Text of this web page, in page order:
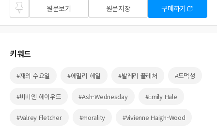
즐겨
찾기
원문보기 원문저장 구매하기
키워드
#재의 수요일 #에밀리 헤일 #발레리 플레처 #도덕성
#비비엔 헤이우드 #Ash-Wednesday #Emily Hale
#Valrey Fletcher #morality #Vivienne Haigh-Wood